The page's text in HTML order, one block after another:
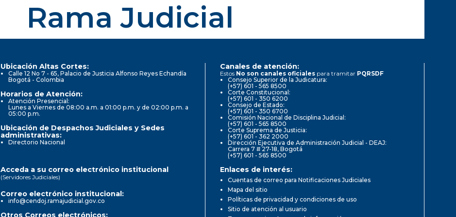
Rama Judicial
Ubicación Altas Cortes:
Calle 12 No 7 - 65, Palacio de Justicia Alfonso Reyes Echandía
Bogotá - Colombia
Horarios de Atención:
Atención Presencial:
Lunes a Viernes de 08:00 a.m. a 01:00 p.m. y de 02:00 p.m. a
05:00 p.m.
Ubicación de Despachos Judiciales y Sedes
administrativas:
Directorio Nacional
Canales de atención:
Estos No son canales oficiales para tramitar PQRSDF
Consejo Superior de la Judicatura:
(+57) 601 - 565 8500
Corte Constitucional:
(+57) 601 - 350 6200
Consejo de Estado:
(+57) 601 - 350 6700
Comisión Nacional de Disciplina Judicial:
(+57) 601 - 565 8500
Corte Suprema de Justicia:
(+57) 601 - 362 2000
Dirección Ejecutiva de Administración Judicial - DEAJ:
Carrera 7 # 27-18, Bogotá
(+57) 601 - 565 8500
Acceda a su correo electrónico institucional
(Servidores Judiciales)
Correo electrónico institucional:
info@cendoj.ramajudicial.gov.co
Otros Correos electrónicos:
Enlaces de interés:
Cuentas de correo para Notificaciones Judiciales
Mapa del sitio
Políticas de privacidad y condiciones de uso
Sitio de atención al usuario